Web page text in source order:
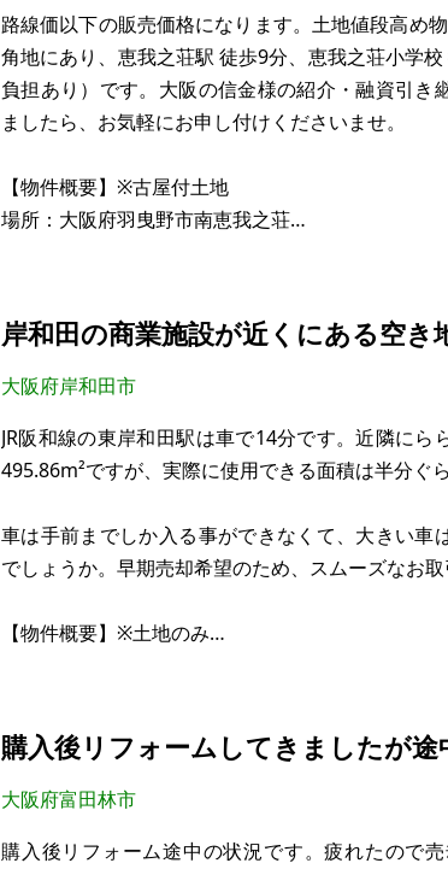
【物件概要】※古屋付土地
場所：大阪府柏原市本郷
土地： 103.49㎡（約3
路線価以下の販売価格になります。土地値段高め
角地にあり、恵我之荘駅 徒歩9分、恵我之荘小学
負担あり）です。大阪の信金様の紹介・融資引き
ましたら、お気軽にお申し付けくださいませ。
【物件概要】※古屋付土地
場所：大阪府羽曳野市南恵我之荘
構造：4LDK
現況：
希望価格：530万円
路線価： 83,000円/㎡（坪単価：約274,000円）
土地評価額（目安
岸和田の商業施設が近くにある空き
大阪府岸和田市
JR阪和線の東岸和田駅は車で14分です。近隣に
495.86m²ですが、実際に使用できる面積は半分ぐ
車は手前までしか入る事ができなくて、大きい車
でしょうか。早期売却希望のため、スムーズなお取
【物件概要】※土地のみ
建物：無し
構造：土地
現況：更地
購入後リフォームしてきましたが途
大阪府富田林市
購入後リフォーム途中の状況です。疲れたので